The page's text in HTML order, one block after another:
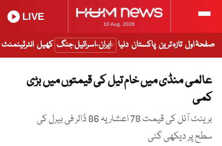
10 Aug, 2026
LIVE
صفحۂ اول تازہ ترین پاکستان دنیا ایران-اسرائیل جنگ کھیل انٹرٹینمنٹ
عالمی منڈی میں خام تیل کی قیمتوں میں بڑی
کمی
برینٹ آئل کی قیمت 78 اعشاریہ 86 ڈالر فی بیرل کی
سطح پر دیکھی گئی